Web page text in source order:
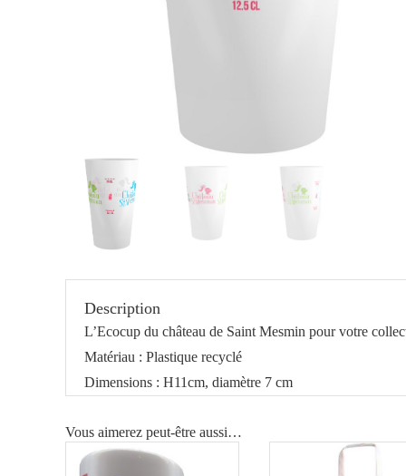
Description
L’Ecocup du château de Saint Mesmin pour votre
Matériau : Plastique recyclé
Dimensions : H11cm, diamètre 7 cm
Vous aimerez peut-être aussi…